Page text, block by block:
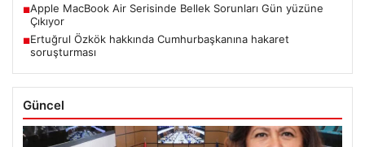
■Apple MacBook Air Serisinde Bellek Sorunları Gün yüzüne
Çıkıyor
■Ertuğrul Özkök hakkında Cumhurbaşkanına hakaret
soruşturması
Güncel